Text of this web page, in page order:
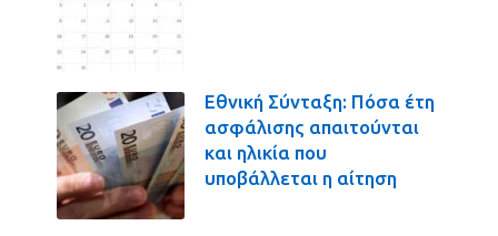
Εθνική Σύνταξη: Πόσα έτη
ασφάλισης απαιτούνται
και ηλικία που
υποβάλλεται η αίτηση